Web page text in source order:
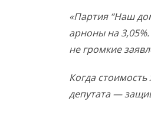
«Партия “Наш
арноны на
не громкие
Когда
депутата —